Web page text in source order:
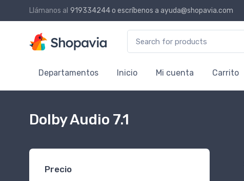
Llámanos al 919334244o escríbenos a ayuda@shopavia.com
Departamentos Inicio Mi cuenta Carrito
Dolby Audio 7.1
Precio